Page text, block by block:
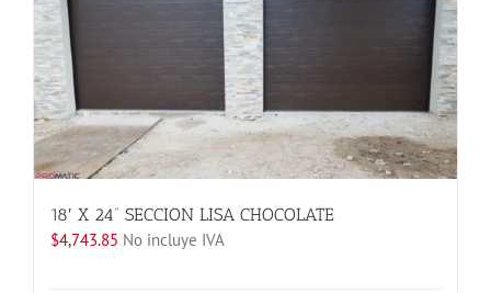
opciones
pueden
en
la
página
de
producto
18′ X 24” SECCION LISA CHOCOLATE
$4,743.85 No incluye IVA